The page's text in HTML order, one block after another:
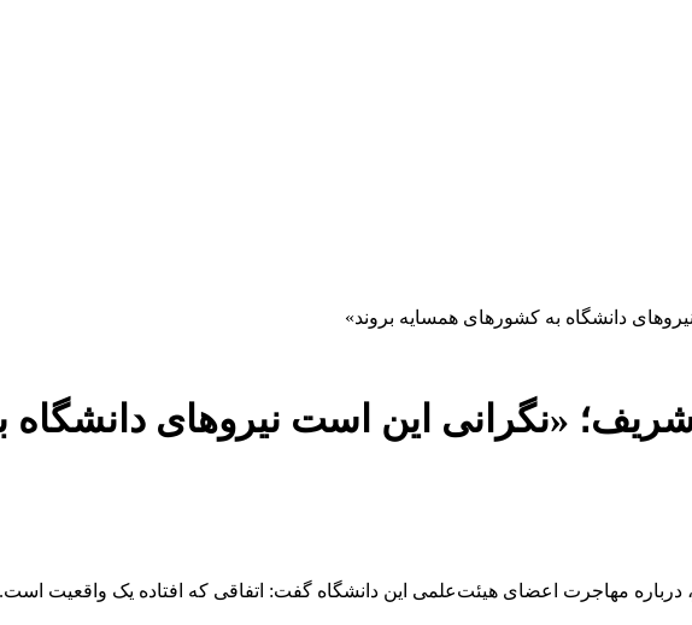
دانشگاه شریف؛ «نگرانی این است نیروهای
درباره مهاجرت اعضای هیئت‌علمی این دانشگاه گفت: اتفاقی که افتاده یک